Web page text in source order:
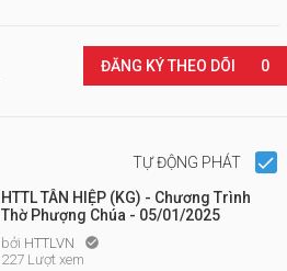
ĐĂNG KÝ THEO DÕI 0
TỰ ĐỘNG PHÁT
HTTL TÂN HIỆP (KG) - Chương Trình
Thờ Phượng Chúa - 05/01/2025
bởi HTTLVN 
227 Lượt xem